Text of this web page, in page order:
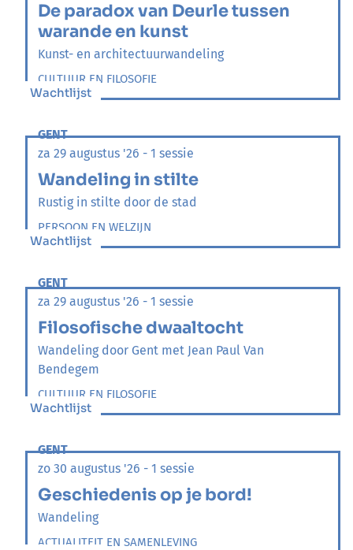
De paradox van Deurle tussen
warande en kunst
Kunst- en architectuurwandeling
CULTUUR EN FILOSOFIE
Wachtlijst
GENT
za 29 augustus '26 - 1 sessie
Wandeling in stilte
Rustig in stilte door de stad
PERSOON EN WELZIJN
Wachtlijst
GENT
za 29 augustus '26 - 1 sessie
Filosofische dwaaltocht
Wandeling door Gent met Jean Paul Van
Bendegem
CULTUUR EN FILOSOFIE
Wachtlijst
GENT
zo 30 augustus '26 - 1 sessie
Geschiedenis op je bord!
Wandeling
ACTUALITEIT EN SAMENLEVING